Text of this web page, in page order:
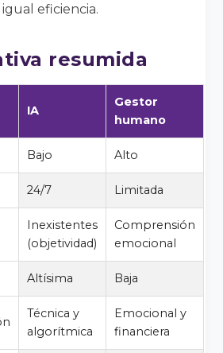
eficiencia.
resumida
IA
Gestor
humano
Bajo Alto
24/7 Limitada
Inexistentes
(objetividad)
Comprensión
emocional
Altísima Baja
Técnica y
algorítmica
Emocional y
financiera